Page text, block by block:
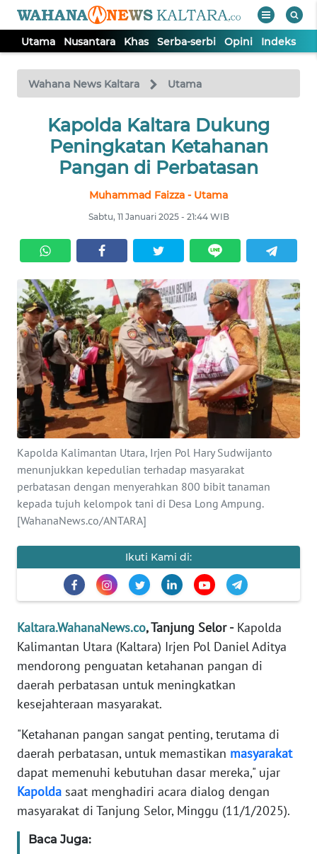
Utama Nusantara Khas Serba-serbi Opini Indeks
Wahana News Kaltara Utama
Kapolda Kaltara Dukung
Peningkatan Ketahanan
Pangan di Perbatasan
Muhammad Faizza - Utama
Sabtu, 11 Januari 2025 - 21:44 WIB
Kapolda Kalimantan Utara, Irjen Pol Hary Sudwijanto
menunjukkan kepedulian terhadap masyarakat
perbatasan dengan menyerahkan 800 bibit tanaman
kepada tujuh kelompok tani di Desa Long Ampung.
[WahanaNews.co/ANTARA]
Ikuti Kami di:
Kaltara.WahanaNews.co, Tanjung Selor -Kapolda
Kalimantan Utara (Kaltara) Irjen Pol Daniel Aditya
mendorong penguatan ketahanan pangan di
daerah perbatasan untuk meningkatkan
kesejahteraan masyarakat.
"Ketahanan pangan sangat penting, terutama di
daerah perbatasan, untuk memastikan masyarakat
dapat memenuhi kebutuhan dasar mereka," ujar
Kapolda saat menghadiri acara dialog dengan
masyarakat di Tanjung Selor, Minggu (11/1/2025).
Baca Juga:
TV
Tutup
UTAMA
NUSANTARA
SERBA-
SERBI
OPINI
Informasi
INDEKS
BERITA
KONTAK
KAMI
INFO
IKLAN
TENTANG
SIBER
REDAKSI
KARIR
Wahana
News
Regional
WN
SUMUT